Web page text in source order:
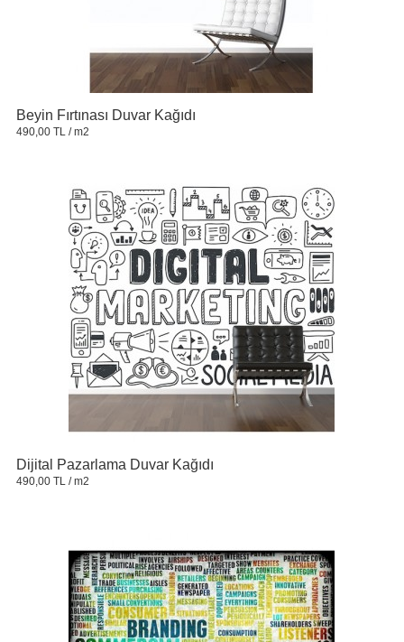
Beyin Fırtınası Duvar Kağıdı
490,00 TL / m2
Dijital Pazarlama Duvar Kağıdı
490,00 TL / m2